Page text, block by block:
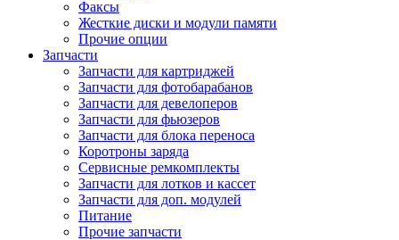
Факсы
Жесткие диски и модули памяти
Прочие опции
Запчасти
Запчасти для картриджей
Запчасти для фотобарабанов
Запчасти для девелоперов
Запчасти для фьюзеров
Запчасти для блока переноса
Коротроны заряда
Сервисные ремкомплекты
Запчасти для лотков и кассет
Запчасти для доп. модулей
Питание
Прочие запчасти